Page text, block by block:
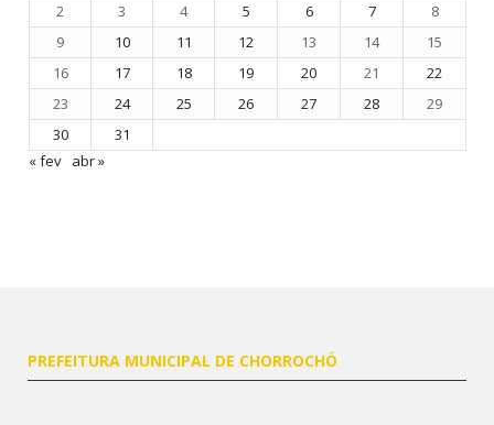
2
3 4 5 6 7
8
9
10 11 12 13 14
15
16
17 18 19 20 21
22
23
24 25 26 27 28
29
30
31
« fev abr »
PREFEITURA MUNICIPAL DE CHORROCHÓ